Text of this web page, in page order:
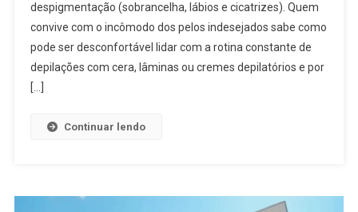
LASER
DAY!
despigmentação (sobrancelha, lábios e cicatrizes). Quem
convive com o incômodo dos pelos indesejados sabe como
pode ser desconfortável lidar com a rotina constante de
depilações com cera, lâminas ou cremes depilatórios e por
[…]
Continuar lendo